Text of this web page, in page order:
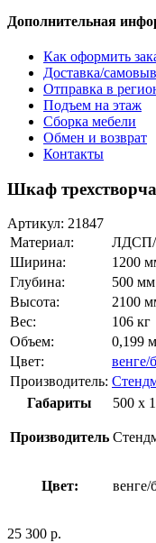
Дополнительная
Как оформить
Доставка/
Отправка в
Подъем на этаж
Сборка мебели
Обмен и возврат
Контакты
Шкаф
Артикул: 21847
Материал:
Ширина:
1200
Глубина:
500 мм
Высота:
2100
Вес:
106 кг
Объем:
0,199
Цвет:
венге/
Производитель:
Габариты
500 x
Производитель
Цвет: венге/
25 300 р.